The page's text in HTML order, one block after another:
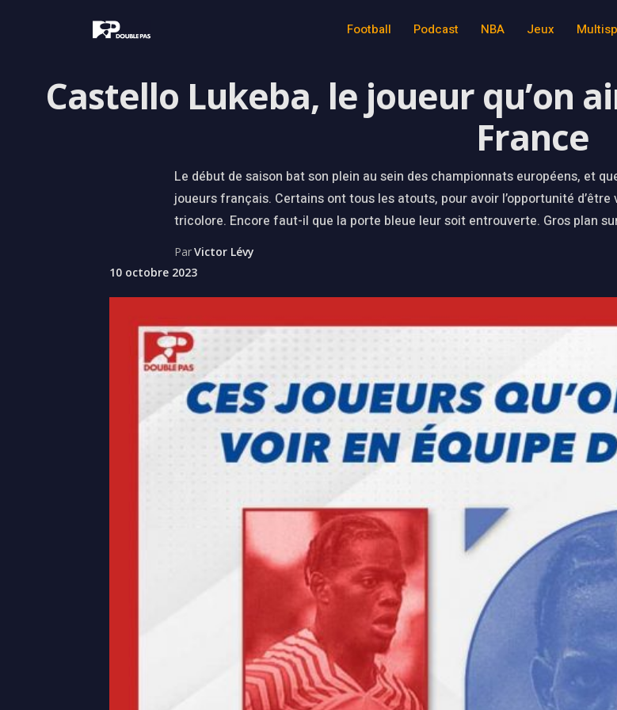
Football Podcast NBA Jeux
Castello Lukeba, le joueur qu’on
France
Le début de saison bat son plein au sein des championnats européens, et
joueurs français. Certains ont tous les atouts, pour avoir l’opportunité
tricolore. Encore faut-il que la porte bleue leur soit entrouverte. Gros plan
ParVictor Lévy
10 octobre 2023